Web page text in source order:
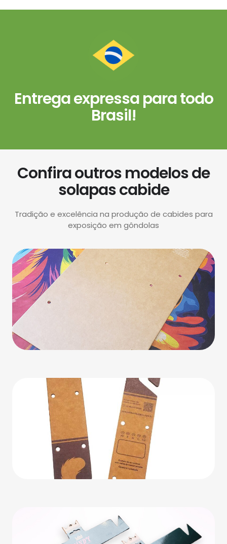
Entrega expressa para todo
Brasil!
Confira outros modelos de
solapas cabide
Tradição e excelência na produção de cabides para
exposição em gôndolas